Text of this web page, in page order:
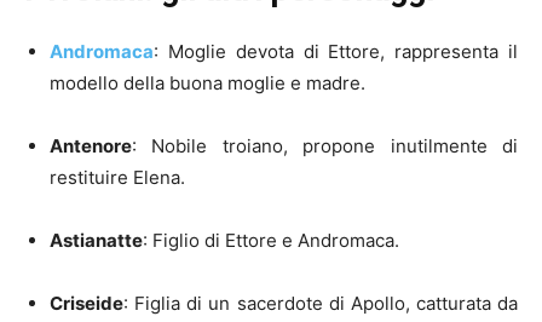
Andromaca: Moglie devota di Ettore, rappresenta il
modello della buona moglie e madre.
Antenore: Nobile troiano, propone inutilmente di
restituire Elena.
Astianatte: Figlio di Ettore e Andromaca.
Criseide: Figlia di un sacerdote di Apollo, catturata da